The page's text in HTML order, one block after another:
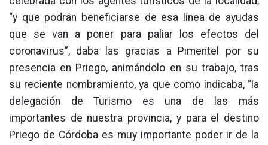
“y que podrán beneficiarse de esa línea de ayudas
que se van a poner para paliar los efectos del
coronavirus”, daba las gracias a Pimentel por su
presencia en Priego, animándolo en su trabajo, tras
su reciente nombramiento, ya que como indicaba, “la
delegación de Turismo es una de las más
importantes de nuestra provincia, y para el destino
Priego de Córdoba es muy importante poder ir de la